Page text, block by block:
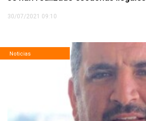
30/07/2021 09:10
Noticias